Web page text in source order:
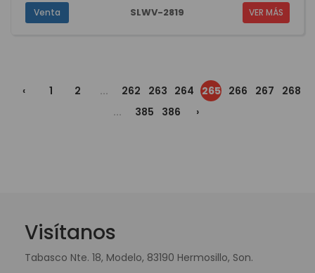
Venta SLWV-2819 VER MÁS
‹ 1 2 ... 262 263 264 265 266 267
268
...
385 386 ›
Visítanos
Tabasco Nte. 18, Modelo, 83190 Hermosillo, Son.